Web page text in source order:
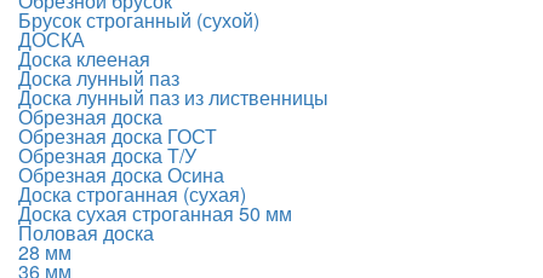
Брусок строганный (сухой)
ДОСКА
Доска клееная
Доска лунный паз
Доска лунный паз из лиственницы
Обрезная доска
Обрезная доска ГОСТ
Обрезная доска Т/У
Обрезная доска Осина
Доска строганная (сухая)
Доска сухая строганная 50 мм
Половая доска
28 мм
36 мм